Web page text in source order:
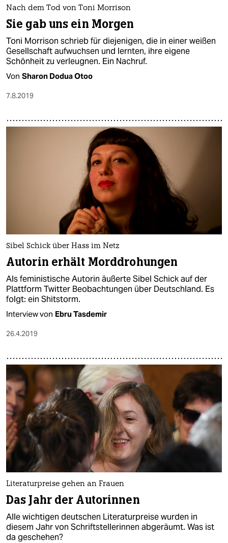
Nach dem Tod von Toni Morrison
Sie gab uns ein Morgen
Toni Morrison schrieb für diejenigen, die in einer weißen
Gesellschaft aufwuchsen und lernten, ihre eigene
Schönheit zu verleugnen. Ein Nachruf.
Von Sharon Dodua Otoo
7.8.2019
Sibel Schick über Hass im Netz
Autorin erhält Morddrohungen
Als feministische Autorin äußerte Sibel Schick auf der
Plattform Twitter Beobachtungen über Deutschland. Es
folgt: ein Shitstorm.
Interview von Ebru Tasdemir
26.4.2019
Literaturpreise gehen an Frauen
Das Jahr der Autorinnen
Alle wichtigen deutschen Literaturpreise wurden in
diesem Jahr von Schriftstellerinnen abgeräumt. Was ist
da geschehen?